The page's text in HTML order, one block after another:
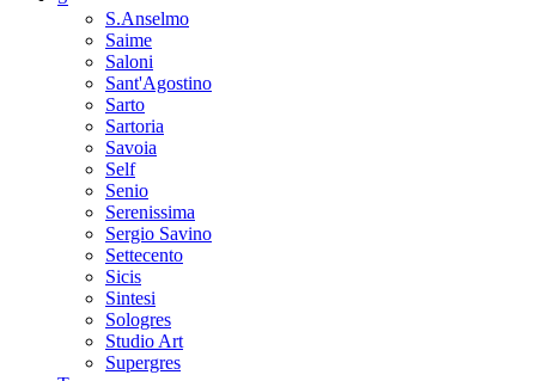
S.Anselmo
Saime
Saloni
Sant'Agostino
Sarto
Sartoria
Savoia
Self
Senio
Serenissima
Sergio Savino
Settecento
Sicis
Sintesi
Sologres
Studio Art
Supergres